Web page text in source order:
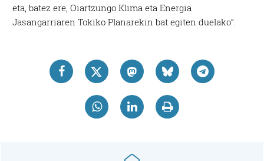
eta, batez ere, Oiartzungo Klima eta Energia
Jasangarriaren Tokiko Planarekin bat egiten duelako”.